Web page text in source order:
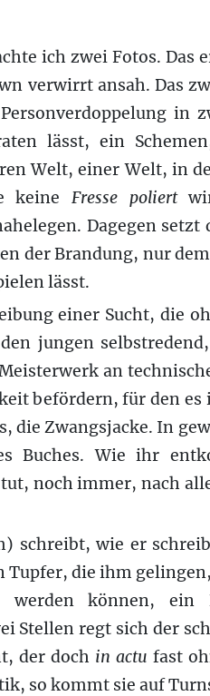
ich zwei Fotos. Das
verwirrt ansah. Das
in
lässt, ein
Welt, einer Welt, in
keine Fresse poliert
Dagegen
der Brandung, nur
lässt.
einer Sucht, die
jungen
an
befördern, für den
die Zwangsjacke. In
Buches. Wie ihr
tut, noch immer, nach
schreibt, wie er
Tupfer, die ihm
werden können,
Stellen regt sich der
der doch in actu fast
so kommt sie auf